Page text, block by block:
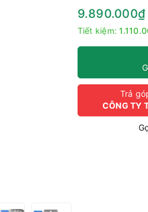
9.890.000₫
Tiết kiệm:
Trả
CÔNG TY